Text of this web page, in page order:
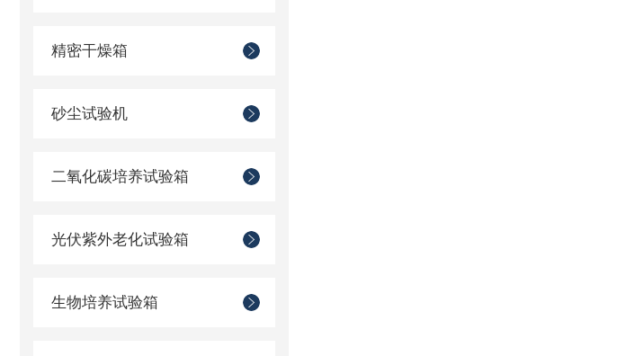
精密干燥箱
砂尘试验机
二氧化碳培养试验箱
光伏紫外老化试验箱
生物培养试验箱